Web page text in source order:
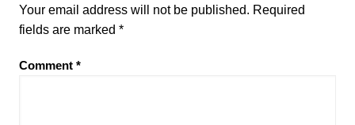
Your email address will not be published. Required
fields are marked *
Comment *